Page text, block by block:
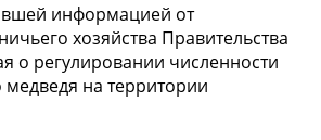
информацией от
хозяйства Правительства
о регулировании численности
медведя на территории